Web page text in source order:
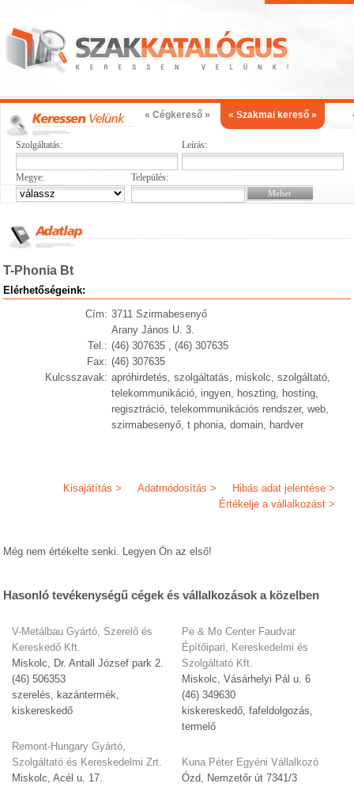
« Cégkereső » « Szakmai kereső »
Szolgáltatás: Leírás:
Megye: Település:
T-Phonia Bt
Elérhetőségeink:
Cím: 3711 Szirmabesenyő
Arany János U. 3.
Tel.: (46) 307635 , (46) 307635
Fax: (46) 307635
Kulcsszavak: apróhirdetés, szolgáltatás, miskolc, szolgáltató,
telekommunikáció, ingyen, hoszting, hosting,
regisztráció, telekommunikációs rendszer, web,
szirmabesenyő, t phonia, domain, hardver
Hibás adat jelentése >
Adatmódosítás >
Kisajátítás >
Értékelje a vállalkozást >
Még nem értékelte senki. Legyen Ön az első!
Hasonló tevékenységű cégek és vállalkozások a közelben
V-Metálbau Gyártó, Szerelő és
Kereskedő Kft.
Miskolc, Dr. Antall József park 2.
(46) 506353
szerelés, kazántermék,
kiskereskedő
Remont-Hungary Gyártó,
Szolgáltató és Kereskedelmi Zrt.
Miskolc, Acél u. 17.
Pe & Mo Center Faudvar
Építőipari, Kereskedelmi és
Szolgáltató Kft.
Miskolc, Vásárhelyi Pál u. 6
(46) 349630
kiskereskedő, fafeldolgozás,
termelő
Kuna Péter Egyéni Vállalkozó
Ózd, Nemzetőr út 7341/3